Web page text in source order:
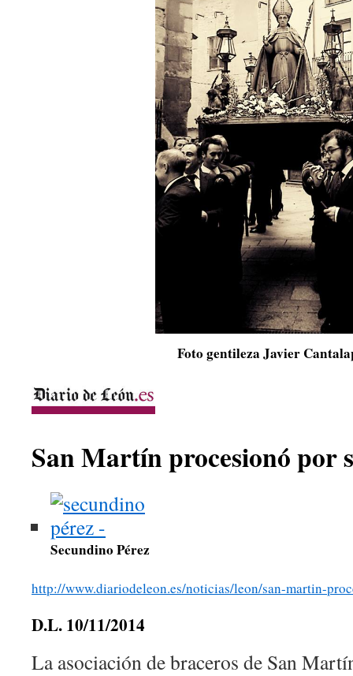
Foto gentileza Javier
San Martín procesionó por
Secundino Pérez
http://www.diariodeleon.es/noticias/leon/san-martin-
D.L. 10/11/2014
La asociación de braceros de San